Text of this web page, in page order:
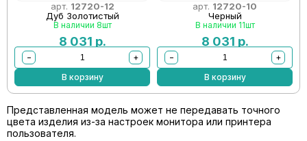
арт. 12720-12
Дуб Золотистый
В наличии 8шт
8 031 р.
−
+
В корзину
арт. 12720-10
Черный
В наличии 11шт
8 031 р.
−
+
В корзину
Представленная модель может не передавать точного
цвета изделия из-за настроек монитора или принтера
пользователя.